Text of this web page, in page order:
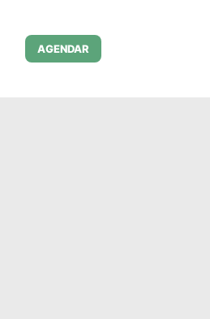
AGENDAR